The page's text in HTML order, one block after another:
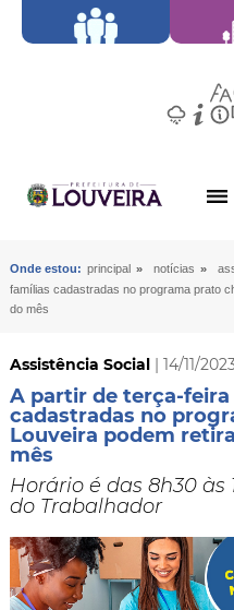
Onde estou: principal » notícias »
famílias cadastradas no programa prato
do mês
Assistência Social| 14/11/2023
A partir de terça-feira
cadastradas no
Louveira podem
mês
Horário é das 8h30 às
do Trabalhador